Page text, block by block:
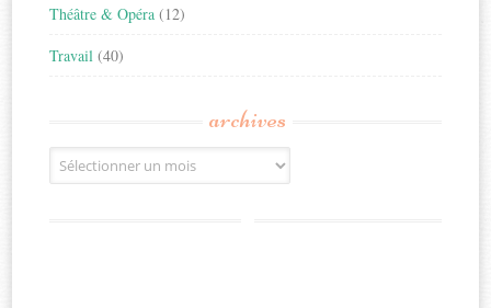
Théâtre & Opéra (12)
Travail (40)
archives
Archives